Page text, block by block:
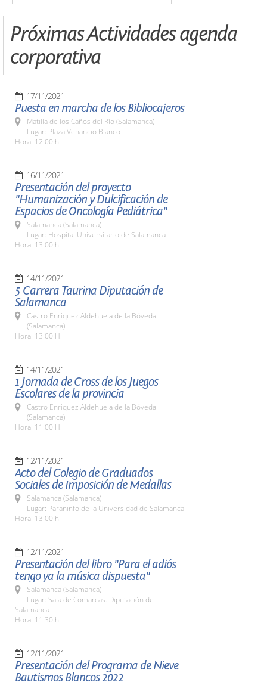
Próximas Actividades agenda
corporativa
17/11/2021
Puesta en marcha de los Bibliocajeros
Matilla de los Caños del Río (Salamanca)
Lugar: Plaza Venancio Blanco
Hora: 12:00 h.
16/11/2021
Presentación del proyecto
"Humanización y Dulcificación de
Espacios de Oncología Pediátrica"
Salamanca (Salamanca)
Lugar: Hospital Universitario de Salamanca
Hora: 13:00 h.
14/11/2021
5 Carrera Taurina Diputación de
Salamanca
Castro Enriquez Aldehuela de la Bóveda
(Salamanca)
Hora: 13:00 H.
14/11/2021
1 Jornada de Cross de los Juegos
Escolares de la provincia
Castro Enriquez Aldehuela de la Bóveda
(Salamanca)
Hora: 11:00 H.
12/11/2021
Acto del Colegio de Graduados
Sociales de Imposición de Medallas
Salamanca (Salamanca)
Lugar: Paraninfo de la Universidad de Salamanca
Hora: 13:00 h.
12/11/2021
Presentación del libro "Para el adiós
tengo ya la música dispuesta"
Salamanca (Salamanca)
Lugar: Sala de Comarcas. Diputación de
Salamanca
Hora: 11:30 h.
12/11/2021
Presentación del Programa de Nieve
Bautismos Blancos 2022